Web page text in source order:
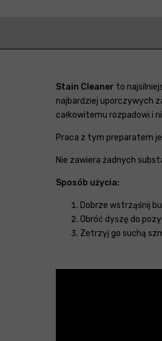
Stain Cleaner to
najbardziej uporczywych
całkowitemu rozpadowi i
Praca z tym preparatem
Nie zawiera żadnych
Sposób użycia:
Dobrze wstrząśnij
Obróć dyszę do
Zetrzyj go suchą